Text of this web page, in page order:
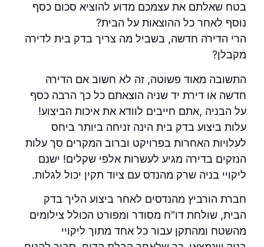
בטח שאלתם את עצמכם מדוע להוציא סכום כסף
נוסף לאחר כל ההוצאות על הבית?
הרי הדירה חדשה, בשביל מה צריךבדק בית לדירה
מקבלן?
התשובה מאוד פשוטה, זה לא חשוב אם הדירה
חדשה או דירת יד שניה הוצאתם כל כך הרבה כסף
על הבניה ,אתם חייבים לוודא את איכות הביצוע!
עלות ביצוע בדק בית הינה זניחה ביותר ביחס
לעלויות האחרות בפרויקט וברוב המקרים סך עלות
הנזקים בדירה מגיע לעשרות אלפי שקלים! ישנם
ליקויי בניה שרק מהנדס עם ציוד תקין יכול לגלות.
חברתהורביץ מהנדסיםלאחר ביצוע הליך בדק
הבית, שולחת דו"ח מסודר ומפורט הכולל צילומים
מהשטח ומהתקן עבור כל אחד מתוךליקויי